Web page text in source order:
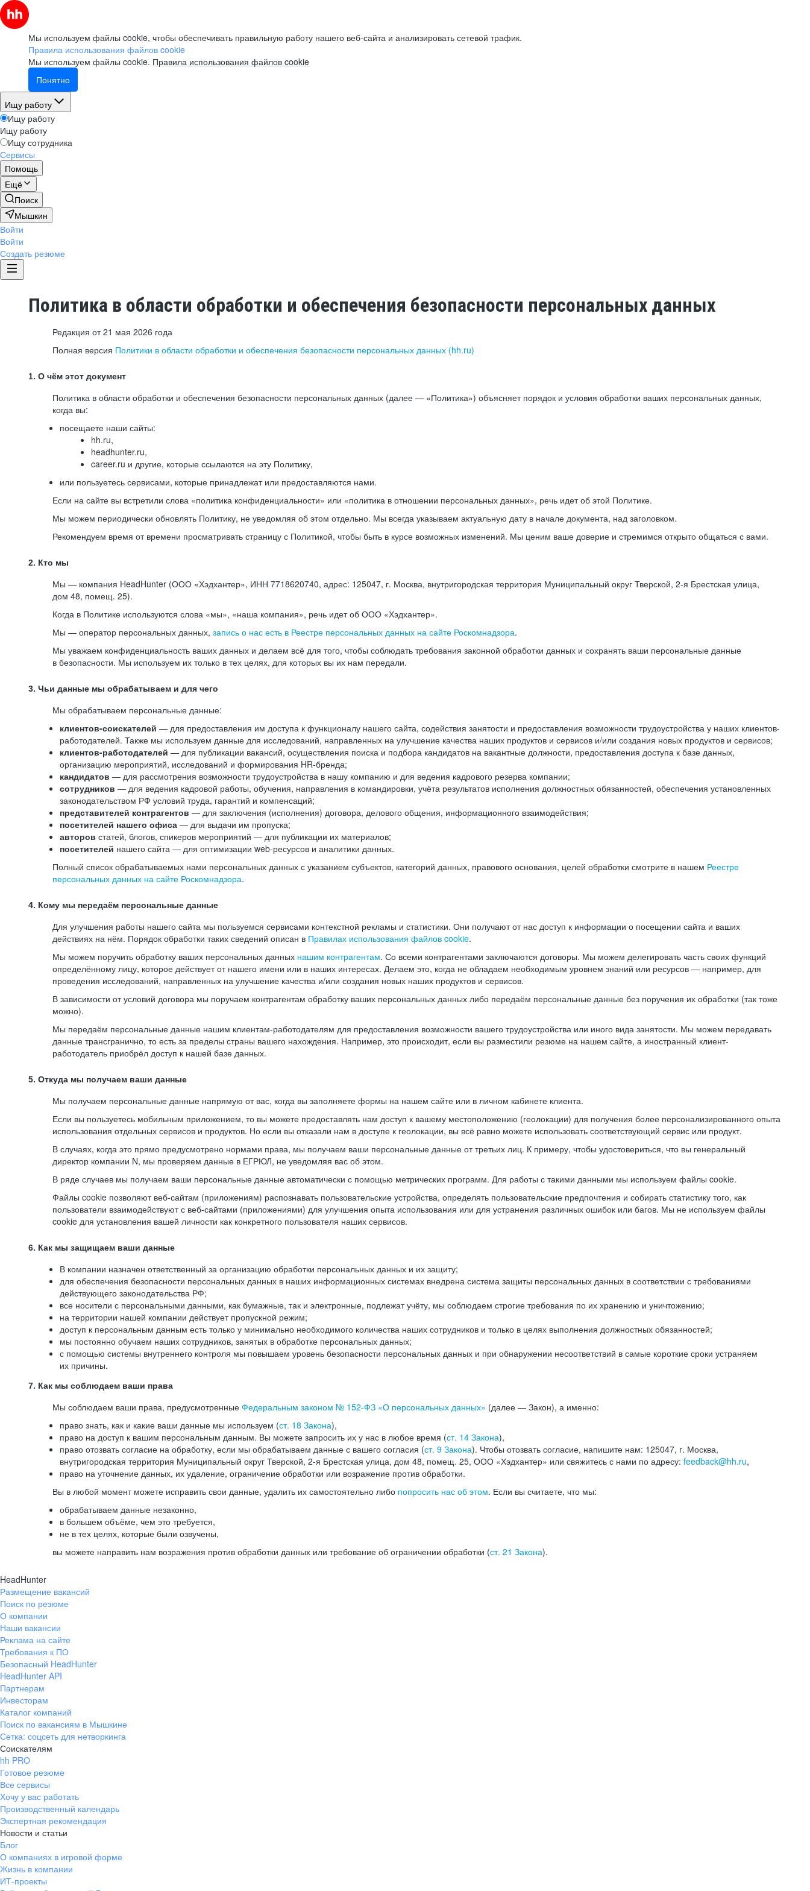
Мы используем файлы cookie, чтобы обеспечивать правильную работу нашего веб-сайта и анализировать сетевой трафик.
Правила использования файлов cookie
Мы используем файлы cookie. Правила использования файлов cookie
Понятно
Ищу работу
Ищу работу
Ищу работу
Ищу сотрудника
Сервисы
Помощь
Ещё
Поиск
Мышкин
Войти
Войти
Создать резюме
Политика в области обработки и обеспечения безопасности персональных данных
Редакция от 21 мая 2026 года
Полная версия Политики в области обработки и обеспечения безопасности персональных данных (hh.ru)
1. О чём этот документ
Политика в области обработки и обеспечения безопасности персональных данных (далее — «Политика») объясняет порядок и условия обработки ваших персональных данных,
когда вы:
посещаете наши сайты:
hh.ru,
headhunter.ru,
career.ru и другие, которые ссылаются на эту Политику,
или пользуетесь сервисами, которые принадлежат или предоставляются нами.
Если на сайте вы встретили слова «политика конфиденциальности» или «политика в отношении персональных данных», речь идет об этой Политике.
Мы можем периодически обновлять Политику, не уведомляя об этом отдельно. Мы всегда указываем актуальную дату в начале документа, над заголовком.
Рекомендуем время от времени просматривать страницу с Политикой, чтобы быть в курсе возможных изменений. Мы ценим ваше доверие и стремимся открыто общаться с вами.
2. Кто мы
Мы — компания HeadHunter (ООО «Хэдхантер», ИНН 7718620740, адрес: 125047, г. Москва, внутригородская территория Муниципальный округ Тверской, 2-я Брестская улица,
дом 48, помещ. 25).
Когда в Политике используются слова «мы», «наша компания», речь идет об ООО «Хэдхантер».
Мы — оператор персональных данных, запись о нас есть в Реестре персональных данных на сайте Роскомнадзора.
Мы уважаем конфиденциальность ваших данных и делаем всё для того, чтобы соблюдать требования законной обработки данных и сохранять ваши персональные данные
в безопасности. Мы используем их только в тех целях, для которых вы их нам передали.
3. Чьи данные мы обрабатываем и для чего
Мы обрабатываем персональные данные:
клиентов-соискателей — для предоставления им доступа к функционалу нашего сайта, содействия занятости и предоставления возможности трудоустройства у наших клиентов-
работодателей. Также мы используем данные для исследований, направленных на улучшение качества наших продуктов и сервисов и/или создания новых продуктов и сервисов;
клиентов-работодателей — для публикации вакансий, осуществления поиска и подбора кандидатов на вакантные должности, предоставления доступа к базе данных,
организацию мероприятий, исследований и формирования HR-бренда;
кандидатов — для рассмотрения возможности трудоустройства в нашу компанию и для ведения кадрового резерва компании;
сотрудников — для ведения кадровой работы, обучения, направления в командировки, учёта результатов исполнения должностных обязанностей, обеспечения установленных
законодательством РФ условий труда, гарантий и компенсаций;
представителей контрагентов — для заключения (исполнения) договора, делового общения, информационного взаимодействия;
посетителей нашего офиса — для выдачи им пропуска;
авторов статей, блогов, спикеров мероприятий — для публикации их материалов;
посетителей нашего сайта — для оптимизации web-ресурсов и аналитики данных.
Полный список обрабатываемых нами персональных данных с указанием субъектов, категорий данных, правового основания, целей обработки смотрите в нашем Реестре
персональных данных на сайте Роскомнадзора.
4. Кому мы передаём персональные данные
Для улучшения работы нашего сайта мы пользуемся сервисами контекстной рекламы и статистики. Они получают от нас доступ к информации о посещении сайта и ваших
действиях на нём. Порядок обработки таких сведений описан в Правилах использования файлов cookie.
Мы можем поручить обработку ваших персональных данных нашим контрагентам. Со всеми контрагентами заключаются договоры. Мы можем делегировать часть своих функций
определённому лицу, которое действует от нашего имени или в наших интересах. Делаем это, когда не обладаем необходимым уровнем знаний или ресурсов — например, для
проведения исследований, направленных на улучшение качества и/или создания новых наших продуктов и сервисов.
В зависимости от условий договора мы поручаем контрагентам обработку ваших персональных данных либо передаём персональные данные без поручения их обработки (так тоже
можно).
Мы передаём персональные данные нашим клиентам-работодателям для предоставления возможности вашего трудоустройства или иного вида занятости. Мы можем передавать
данные трансгранично, то есть за пределы страны вашего нахождения. Например, это происходит, если вы разместили резюме на нашем сайте, а иностранный клиент-
работодатель приобрёл доступ к нашей базе данных.
5. Откуда мы получаем ваши данные
Мы получаем персональные данные напрямую от вас, когда вы заполняете формы на нашем сайте или в личном кабинете клиента.
Если вы пользуетесь мобильным приложением, то вы можете предоставлять нам доступ к вашему местоположению (геолокации) для получения более персонализированного опыта
использования отдельных сервисов и продуктов. Но если вы отказали нам в доступе к геолокации, вы всё равно можете использовать соответствующий сервис или продукт.
В случаях, когда это прямо предусмотрено нормами права, мы получаем ваши персональные данные от третьих лиц. К примеру, чтобы удостовериться, что вы генеральный
директор компании N, мы проверяем данные в ЕГРЮЛ, не уведомляя вас об этом.
В ряде случаев мы получаем ваши персональные данные автоматически с помощью метрических программ. Для работы с такими данными мы используем файлы cookie.
Файлы cookie позволяют веб-сайтам (приложениям) распознавать пользовательские устройства, определять пользовательские предпочтения и собирать статистику того, как
пользователи взаимодействуют с веб-сайтами (приложениями) для улучшения опыта использования или для устранения различных ошибок или багов. Мы не используем файлы
cookie для установления вашей личности как конкретного пользователя наших сервисов.
6. Как мы защищаем ваши данные
В компании назначен ответственный за организацию обработки персональных данных и их защиту;
для обеспечения безопасности персональных данных в наших информационных системах внедрена система защиты персональных данных в соответствии с требованиями
действующего законодательства РФ;
все носители с персональными данными, как бумажные, так и электронные, подлежат учёту, мы соблюдаем строгие требования по их хранению и уничтожению;
на территории нашей компании действует пропускной режим;
доступ к персональным данным есть только у минимально необходимого количества наших сотрудников и только в целях выполнения должностных обязанностей;
мы постоянно обучаем наших сотрудников, занятых в обработке персональных данных;
с помощью системы внутреннего контроля мы повышаем уровень безопасности персональных данных и при обнаружении несоответствий в самые короткие сроки устраняем
их причины.
7. Как мы соблюдаем ваши права
Мы соблюдаем ваши права, предусмотренные Федеральным законом № 152-ФЗ «О персональных данных» (далее — Закон), а именно:
право знать, как и какие ваши данные мы используем (ст. 18 Закона),
право на доступ к вашим персональным данным. Вы можете запросить их у нас в любое время (ст. 14 Закона),
право отозвать согласие на обработку, если мы обрабатываем данные с вашего согласия (ст. 9 Закона). Чтобы отозвать согласие, напишите нам: 125047, г. Москва,
внутригородская территория Муниципальный округ Тверской, 2-я Брестская улица, дом 48, помещ. 25, ООО «Хэдхантер» или свяжитесь с нами по адресу: feedback@hh.ru,
право на уточнение данных, их удаление, ограничение обработки или возражение против обработки.
Вы в любой момент можете исправить свои данные, удалить их самостоятельно либо попросить нас об этом. Если вы считаете, что мы:
обрабатываем данные незаконно,
в большем объёме, чем это требуется,
не в тех целях, которые были озвучены,
вы можете направить нам возражения против обработки данных или требование об ограничении обработки (ст. 21 Закона).
HeadHunter
Размещение вакансий
Поиск по резюме
О компании
Наши вакансии
Реклама на сайте
Требования к ПО
Безопасный HeadHunter
HeadHunter API
Партнерам
Инвесторам
Каталог компаний
Поиск по вакансиям в Мышкине
Сетка: соцсеть для нетворкинга
Соискателям
hh PRO
Готовое резюме
Все сервисы
Хочу у вас работать
Производственный календарь
Экспертная рекомендация
Новости и статьи
Блог
О компаниях в игровой форме
Жизнь в компании
ИТ-проекты